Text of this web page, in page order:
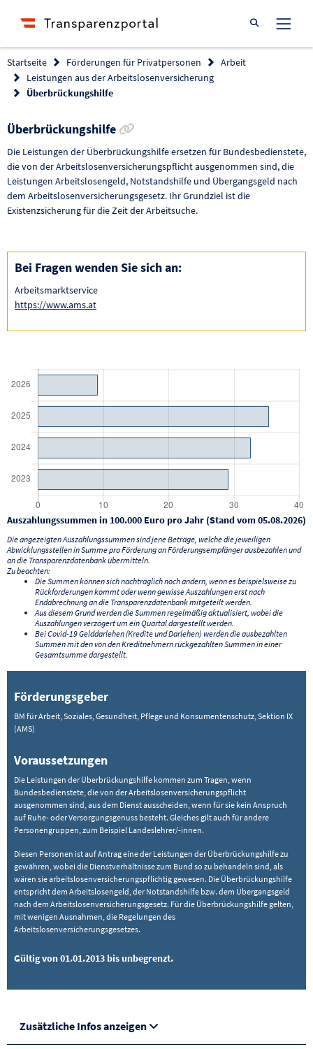
Suche öffnen
Startseite Förderungen für Privatpersonen
Arbeit
Leistungen aus der Arbeitslosenversicherung
Überbrückungshilfe
Überbrückungshilfe
Die Leistungen der Überbrückungshilfe ersetzen für Bundesbedienstete,
die von der Arbeitslosenversicherungspflicht ausgenommen sind, die
Leistungen Arbeitslosengeld, Notstandshilfe und Übergangsgeld nach
dem Arbeitslosenversicherungsgesetz. Ihr Grundziel ist die
Existenzsicherung für die Zeit der Arbeitsuche.
Bei Fragen wenden Sie sich an:
Arbeitsmarktservice
https://www.ams.at
Auszahlungssummen in 100.000 Euro pro Jahr (Stand vom 05.08.2026)
Die angezeigten Auszahlungssummen sind jene Beträge, welche die jeweiligen
Abwicklungsstellen in Summe pro Förderung an Förderungsempfänger ausbezahlen und
an die Transparenzdatenbank übermitteln.
Zu beachten:
Die Summen können sich nachträglich noch ändern, wenn es beispielsweise zu
Rückforderungen kommt oder wenn gewisse Auszahlungen erst nach
Endabrechnung an die Transparenzdatenbank mitgeteilt werden.
Aus diesem Grund werden die Summen regelmäßig aktualisiert, wobei die
Auszahlungen verzögert um ein Quartal dargestellt werden.
Bei Covid-19 Gelddarlehen (Kredite und Darlehen) werden die ausbezahlten
Summen mit den von den Kreditnehmern rückgezahlten Summen in einer
Gesamtsumme dargestellt.
Förderungsgeber
BM für Arbeit, Soziales, Gesundheit, Pflege und Konsumentenschutz, Sektion IX
(AMS)
Voraussetzungen
Die Leistungen der Überbrückungshilfe kommen zum Tragen, wenn
Bundesbedienstete, die von der Arbeitslosenversicherungspflicht
ausgenommen sind, aus dem Dienst ausscheiden, wenn für sie kein Anspruch
auf Ruhe- oder Versorgungsgenuss besteht. Gleiches gilt auch für andere
Personengruppen, zum Beispiel Landeslehrer/-innen.
Diesen Personen ist auf Antrag eine der Leistungen der Überbrückungshilfe zu
gewähren, wobei die Dienstverhältnisse zum Bund so zu behandeln sind, als
wären sie arbeitslosenversicherungspflichtig gewesen. Die Überbrückungshilfe
entspricht dem Arbeitslosengeld, der Notstandshilfe bzw. dem Übergangsgeld
nach dem Arbeitslosenversicherungsgesetz. Für die Überbrückungshilfe gelten,
mit wenigen Ausnahmen, die Regelungen des
Arbeitslosenversicherungsgesetzes.
Gültig von 01.01.2013 bis unbegrenzt.
Zusätzliche Infos anzeigen